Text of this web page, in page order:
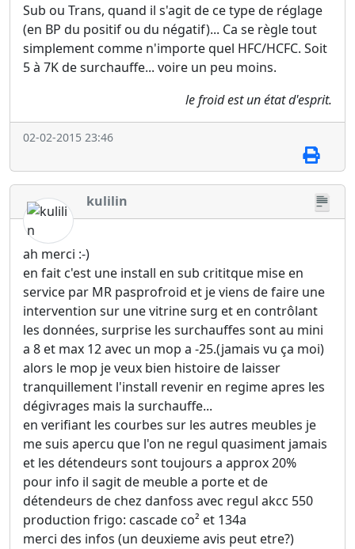
Sub ou Trans, quand il s'agit de ce type de réglage
(en BP du positif ou du négatif)... Ca se règle tout
simplement comme n'importe quel HFC/HCFC. Soit
5 à 7K de surchauffe... voire un peu moins.
le froid est un état d'esprit.
02-02-2015 23:46
kulilin
ah merci :-)
en fait c'est une install en sub crititque mise en
service par MR pasprofroid et je viens de faire une
intervention sur une vitrine surg et en contrôlant
les données, surprise les surchauffes sont au mini
a 8 et max 12 avec un mop a -25.(jamais vu ça moi)
alors le mop je veux bien histoire de laisser
tranquillement l'install revenir en regime apres les
dégivrages mais la surchauffe...
en verifiant les courbes sur les autres meubles je
me suis apercu que l'on ne regul quasiment jamais
et les détendeurs sont toujours a approx 20%
pour info il sagit de meuble a porte et de
détendeurs de chez danfoss avec regul akcc 550
production frigo: cascade co² et 134a
merci des infos (un deuxieme avis peut etre?)